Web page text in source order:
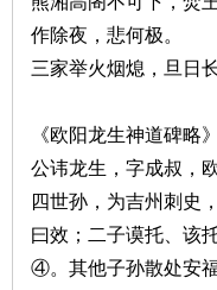
作除夜，悲何极。
三家举火烟熄，旦日
《欧阳龙生神道碑略
公讳龙生，字成叔，
四世孙，为吉州刺史
曰效；二子谟托、该
④。其他子孙散处安